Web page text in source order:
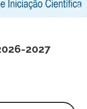
2027